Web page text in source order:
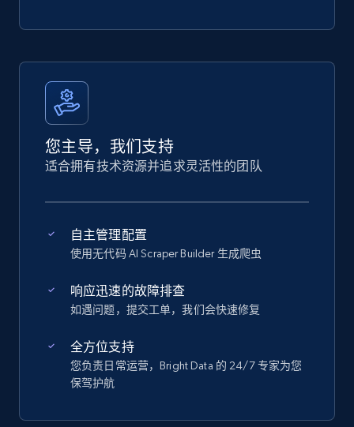
您主导，我们支持
适合拥有技术资源并追求灵活性的团队
自主管理配置
使用无代码 AI Scraper Builder 生成爬虫
响应迅速的故障排查
如遇问题，提交工单，我们会快速修复
全方位支持
您负责日常运营，Bright Data 的 24/7 专家为您
保驾护航